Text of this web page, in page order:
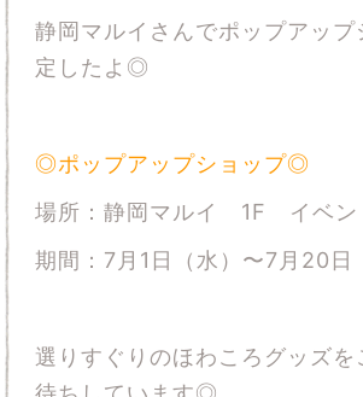
静岡マルイさんでポップアップ
定したよ◎
◎ポップアップショップ◎
場所：静岡マルイ 1F イベン
期間：7月1日（水）〜7月20日
選りすぐりのほわころグッズを